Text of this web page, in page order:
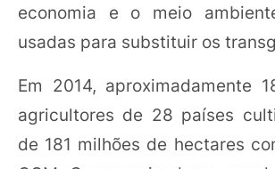
economia e o meio
usadas para substituir os
Em 2014, aproximadamente
agricultores de 28 países
de 181 milhões de hectares